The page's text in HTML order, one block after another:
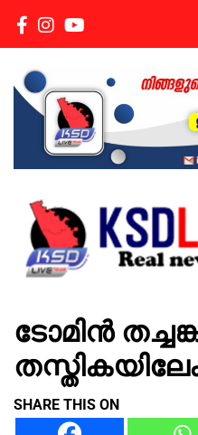
KSDLIVENEWS
ടോമിൻ
SHARE THIS ON